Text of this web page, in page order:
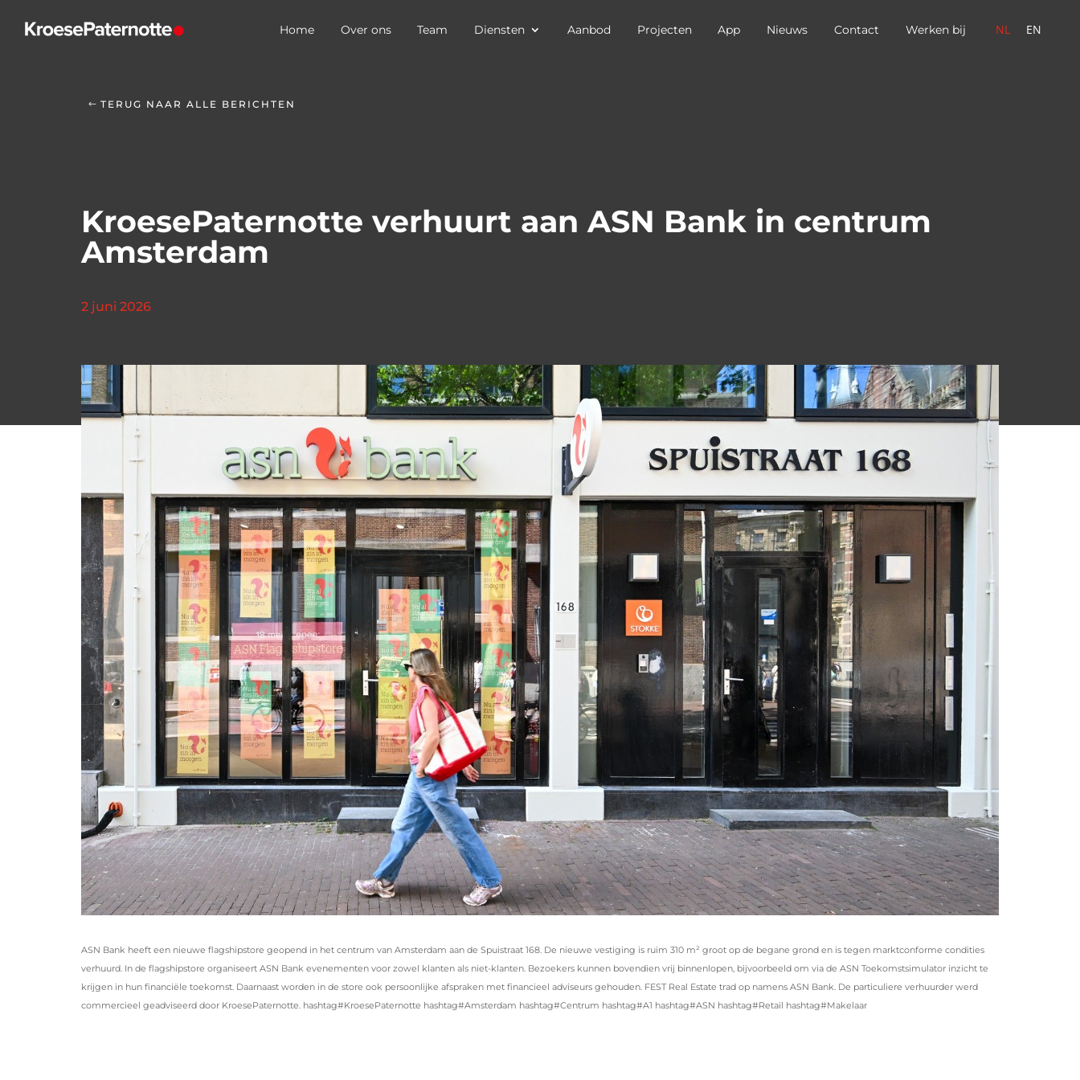
NL EN
Home Over ons Team Diensten Aanbod Projecten App Nieuws Contact Werken bij
TERUG NAAR ALLE BERICHTEN
KroesePaternotte verhuurt aan ASN Bank in centrum
Amsterdam
2 juni 2026
ASN Bank heeft een nieuwe flagshipstore geopend in het centrum van Amsterdam aan de Spuistraat 168. De nieuwe vestiging is ruim 310 m² groot op de begane grond en is tegen marktconforme condities
verhuurd. In de flagshipstore organiseert ASN Bank evenementen voor zowel klanten als niet-klanten. Bezoekers kunnen bovendien vrij binnenlopen, bijvoorbeeld om via de ASN Toekomstsimulator inzicht te
krijgen in hun financiële toekomst. Daarnaast worden in de store ook persoonlijke afspraken met financieel adviseurs gehouden. FEST Real Estate trad op namens ASN Bank. De particuliere verhuurder werd
commercieel geadviseerd door KroesePaternotte. hashtag#KroesePaternotte hashtag#Amsterdam hashtag#Centrum hashtag#A1 hashtag#ASN hashtag#Retail hashtag#Makelaar